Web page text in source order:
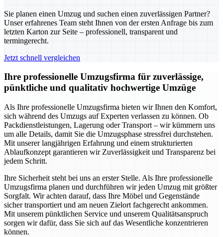
Sie planen einen Umzug und suchen einen zuverlässigen Partner?
Unser erfahrenes Team steht Ihnen von der ersten Anfrage bis zum
letzten Karton zur Seite – professionell, transparent und
termingerecht.
Jetzt schnell vergleichen
Ihre professionelle Umzugsfirma für zuverlässige,
pünktliche und qualitativ hochwertige Umzüge
Als Ihre professionelle Umzugsfirma bieten wir Ihnen den Komfort,
sich während des Umzugs auf Experten verlassen zu können. Ob
Packdienstleistungen, Lagerung oder Transport – wir kümmern uns
um alle Details, damit Sie die Umzugsphase stressfrei durchstehen.
Mit unserer langjährigen Erfahrung und einem strukturierten
Ablaufkonzept garantieren wir Zuverlässigkeit und Transparenz bei
jedem Schritt.
Ihre Sicherheit steht bei uns an erster Stelle. Als Ihre professionelle
Umzugsfirma planen und durchführen wir jeden Umzug mit größter
Sorgfalt. Wir achten darauf, dass Ihre Möbel und Gegenstände
sicher transportiert und am neuen Zielort fachgerecht ankommen.
Mit unserem pünktlichen Service und unserem Qualitätsanspruch
sorgen wir dafür, dass Sie sich auf das Wesentliche konzentrieren
können.